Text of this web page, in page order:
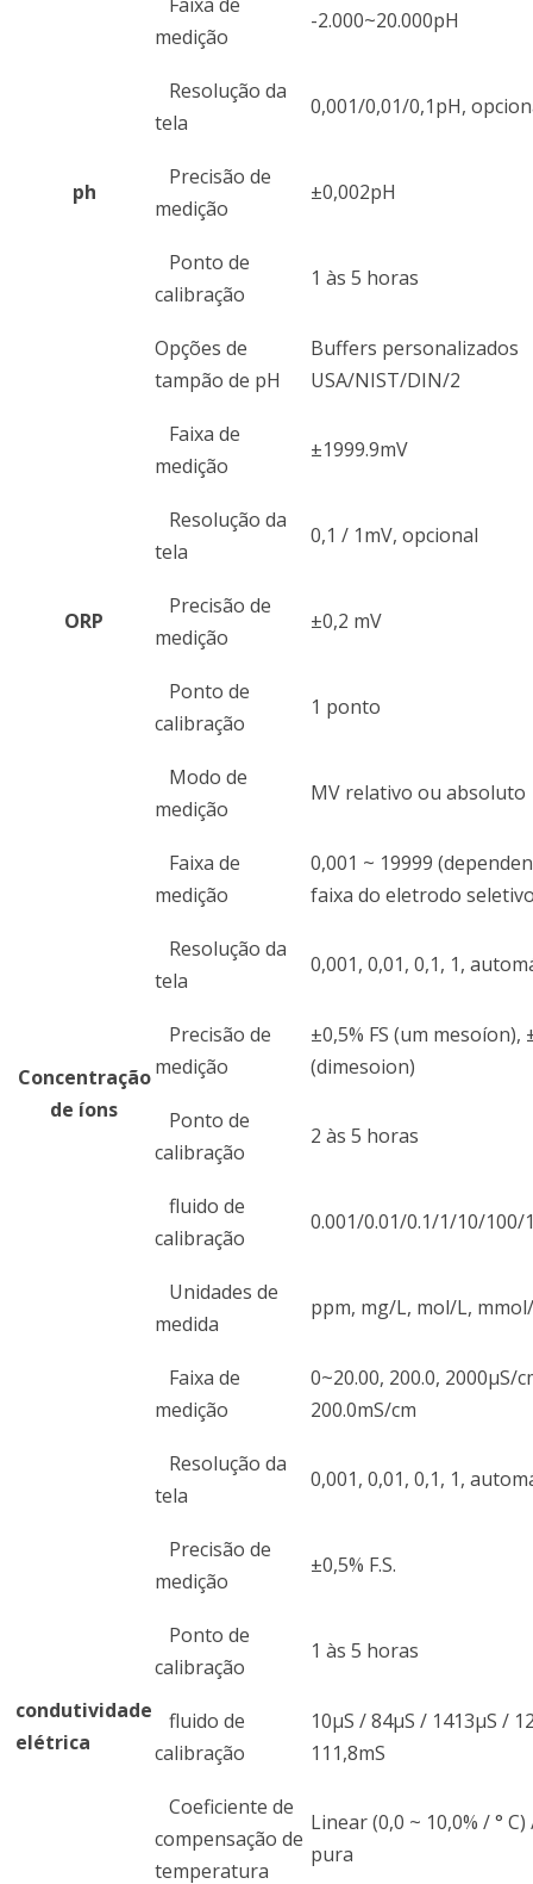
ph
medição
-2.000~20.000pH
Resolução da
tela
0,001/0,01/0,1pH,
Precisão de
medição
±0,002pH
Ponto de
calibração
1 às 5 horas
Opções de
tampão de pH
Buffers personalizados
USA/NIST/DIN/2
ORP
Faixa de
medição
±1999.9mV
Resolução da
tela
0,1 / 1mV, opcional
Precisão de
medição
±0,2 mV
Ponto de
calibração
1 ponto
Modo de
medição
MV relativo ou absoluto
Concentração
de íons
Faixa de
medição
0,001 ~ 19999
faixa do eletrodo
Resolução da
tela
0,001, 0,01, 0,1, 1,
Precisão de
medição
±0,5% FS (um mesoíon),
(dimesoion)
Ponto de
calibração
2 às 5 horas
fluido de
calibração
0.001/0.01/0.1/1/10/100/
Unidades de
medida
ppm, mg/L, mol/L,
condutividade
elétrica
Faixa de
medição
0~20.00, 200.0, 2000μS/
200.0mS/cm
Resolução da
tela
0,001, 0,01, 0,1, 1,
Precisão de
medição
±0,5% F.S.
Ponto de
calibração
1 às 5 horas
fluido de
calibração
10μS / 84μS / 1413μS /
111,8mS
Coeficiente de
compensação de
temperatura
Linear (0,0 ~ 10,0% / °
pura